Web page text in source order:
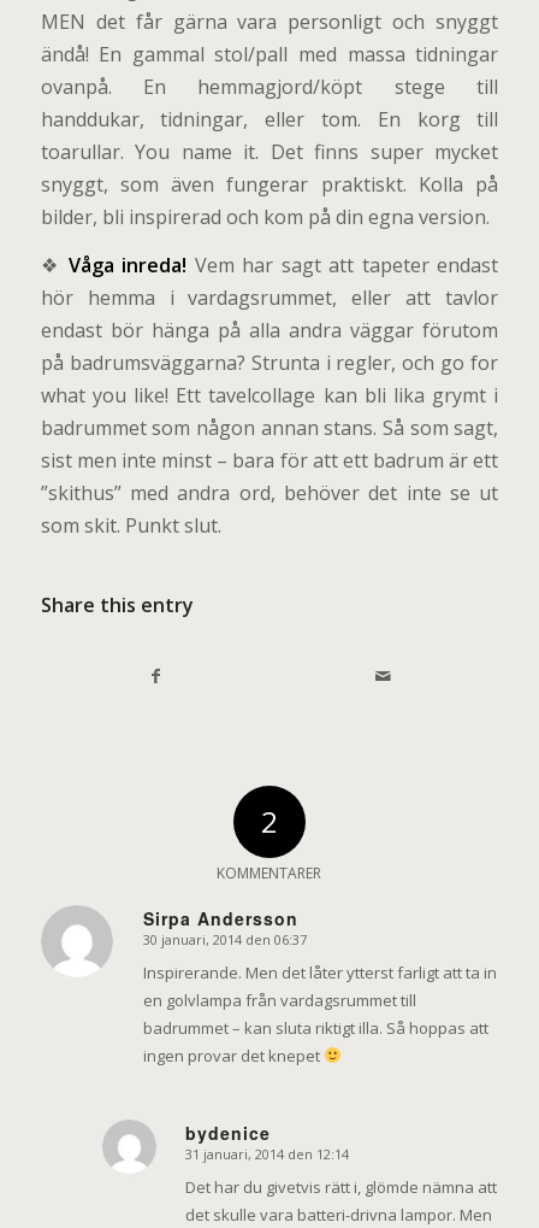
MEN det får gärna vara personligt och snyggt
ändå! En gammal stol/pall med massa tidningar
ovanpå. En hemmagjord/köpt stege till
handdukar, tidningar, eller tom. En korg till
toarullar. You name it. Det finns super mycket
snyggt, som även fungerar praktiskt. Kolla på
bilder, bli inspirerad och kom på din egna version.
❖ Våga inreda! Vem har sagt att tapeter endast
hör hemma i vardagsrummet, eller att tavlor
endast bör hänga på alla andra väggar förutom
på badrumsväggarna? Strunta i regler, och go for
what you like! Ett tavelcollage kan bli lika grymt i
badrummet som någon annan stans. Så som sagt,
sist men inte minst – bara för att ett badrum är ett
”skithus” med andra ord, behöver det inte se ut
som skit. Punkt slut.
Share this entry
2
KOMMENTARER
Sirpa Andersson
says:
30 januari, 2014 den 06:37
Inspirerande. Men det låter ytterst farligt att ta in
en golvlampa från vardagsrummet till
badrummet – kan sluta riktigt illa. Så hoppas att
ingen provar det knepet
bydenice
says:
31 januari, 2014 den 12:14
Det har du givetvis rätt i, glömde nämna att
det skulle vara batteri-drivna lampor. Men